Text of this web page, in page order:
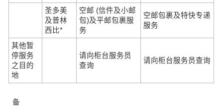
圣多美
及普林
西比*
空邮 (信件及小邮
包)及平邮包裹服
务
空邮包裹及特快专递
服务
其他暂
停服务
之目的
地
请向柜台服务员
查询
请向柜台服务员查询
备